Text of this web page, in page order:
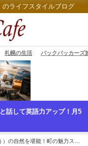
ライフスタイルブログ
札幌の生活 バックパッカーズ
話して英語力アップ！月5
の自然を堪能！町の魅力スポ